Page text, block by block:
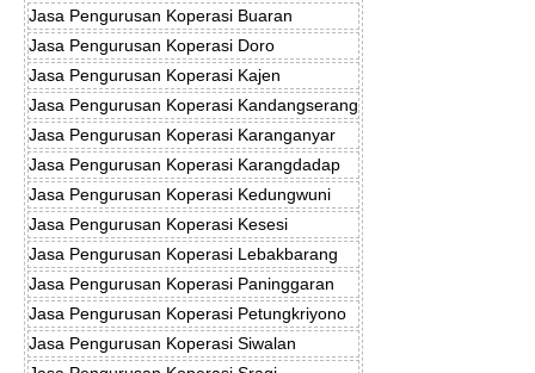
Jasa Pengurusan Koperasi Buaran
Jasa Pengurusan Koperasi Doro
Jasa Pengurusan Koperasi Kajen
Jasa Pengurusan Koperasi Kandangserang
Jasa Pengurusan Koperasi Karanganyar
Jasa Pengurusan Koperasi Karangdadap
Jasa Pengurusan Koperasi Kedungwuni
Jasa Pengurusan Koperasi Kesesi
Jasa Pengurusan Koperasi Lebakbarang
Jasa Pengurusan Koperasi Paninggaran
Jasa Pengurusan Koperasi Petungkriyono
Jasa Pengurusan Koperasi Siwalan